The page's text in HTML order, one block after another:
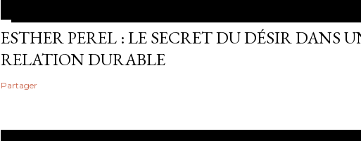
ESTHER PEREL : LE SECRET DU DÉSIR DANS
RELATION DURABLE
Partager